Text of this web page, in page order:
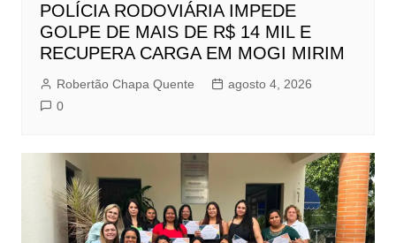
POLÍCIA RODOVIÁRIA IMPEDE
GOLPE DE MAIS DE R$ 14 MIL E
RECUPERA CARGA EM MOGI MIRIM
Robertão Chapa Quente
agosto 4, 2026
0